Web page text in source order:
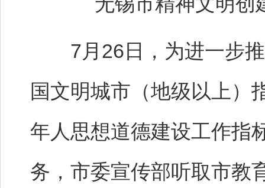
7月26日，为进一步推
国文明城市（地级以上）
年人思想道德建设工作指
务，市委宣传部听取市教